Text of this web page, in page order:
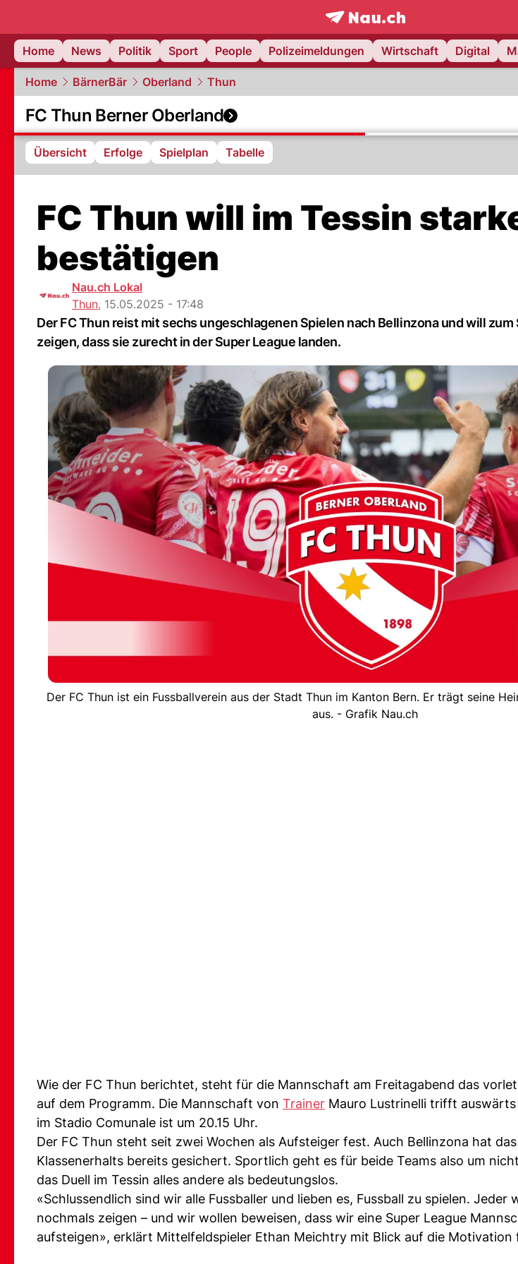
frontpage.NAU.ch
Home
News Politik Sport People Polizeimeldungen Wirtschaft Digital
Home BärnerBär Oberland Thun
FC Thun Berner Oberland
Übersicht Erfolge Spielplan Tabelle
FC Thun will im Tessin
bestätigen
Nau.ch Lokal
Thun, 15.05.2025 - 17:48
Der FC Thun reist mit sechs ungeschlagenen Spielen nach Bellinzona und will
zeigen, dass sie zurecht in der Super League landen.
Der FC Thun ist ein Fussballverein aus der Stadt Thun im Kanton Bern. Er trägt seine
aus. - Grafik Nau.ch
Wie der FC Thun berichtet, steht für die Mannschaft am Freitagabend das
auf dem Programm. Die Mannschaft von Trainer Mauro Lustrinelli trifft
im Stadio Comunale ist um 20.15 Uhr.
Der FC Thun steht seit zwei Wochen als Aufsteiger fest. Auch Bellinzona hat
Klassenerhalts bereits gesichert. Sportlich geht es für beide Teams also um
das Duell im Tessin alles andere als bedeutungslos.
«Schlussendlich sind wir alle Fussballer und lieben es, Fussball zu spielen. Jeder
nochmals zeigen – und wir wollen beweisen, dass wir eine Super League
aufsteigen», erklärt Mittelfeldspieler Ethan Meichtry mit Blick auf die Motivation